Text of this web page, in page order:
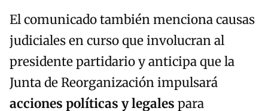
El comunicado también menciona causas
judiciales en curso que involucran al
presidente partidario y anticipa que la
Junta de Reorganización impulsará
acciones políticas y legales para